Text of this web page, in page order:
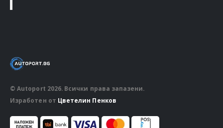
© Autoport 2026. Всички права запазени.
Изработен от Цветелин Пенков